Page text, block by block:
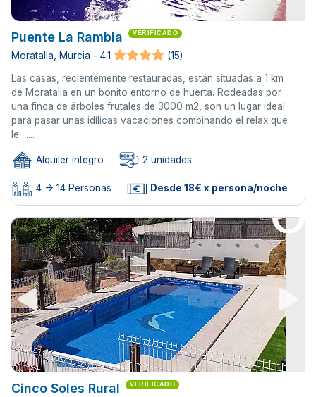
Puente La Rambla VERIFICADO
Moratalla, Murcia - 4.1 (15)
Las casas, recientemente restauradas, están situadas a 1 km
de Moratalla en un bonito entorno de huerta. Rodeadas por
una finca de árboles frutales de 3000 m2, son un lugar ideal
para pasar unas idílicas vacaciones combinando el relax que
le ......
Alquiler íntegro 2 unidades
4 -> 14 Personas Desde 18€ x persona/noche
Cinco Soles Rural VERIFICADO